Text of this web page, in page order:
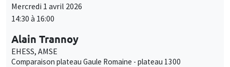
Mercredi 1 avril 2026
14:30 à 16:00
Alain Trannoy
EHESS, AMSE
Comparaison plateau Gaule Romaine - plateau 1300